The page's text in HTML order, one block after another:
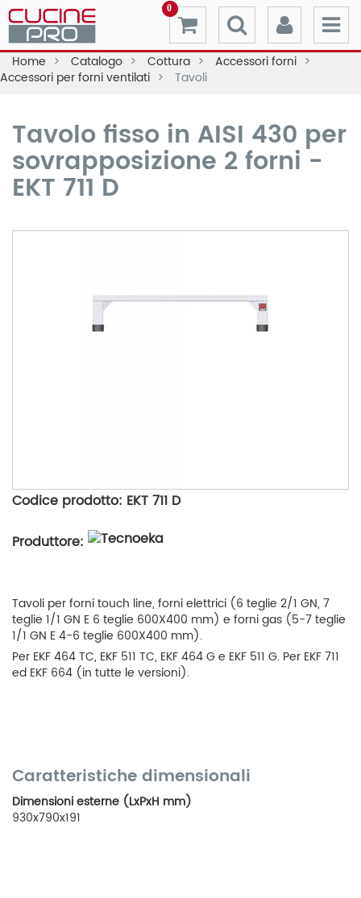
0
Home Catalogo Cottura
Accessori forni
Accessori per forni ventilati
Tavoli
Tavolo fisso in AISI 430 per
sovrapposizione 2 forni -
EKT 711 D
Codice prodotto: EKT 711 D
Produttore:
Tavoli per forni touch line, forni elettrici (6 teglie 2/1 GN, 7
teglie 1/1 GN E 6 teglie 600X400 mm) e forni gas (5-7 teglie
1/1 GN E 4-6 teglie 600X400 mm).
Per EKF 464 TC, EKF 511 TC, EKF 464 G e EKF 511 G. Per EKF 711
ed EKF 664 (in tutte le versioni).
Caratteristiche dimensionali
Dimensioni esterne (LxPxH mm)
930x790x191